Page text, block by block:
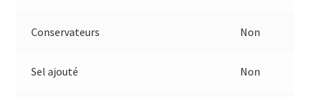
Conservateurs Non
Sel ajouté Non